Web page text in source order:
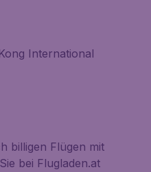
International
billigen Flügen mit
bei Flugladen.at